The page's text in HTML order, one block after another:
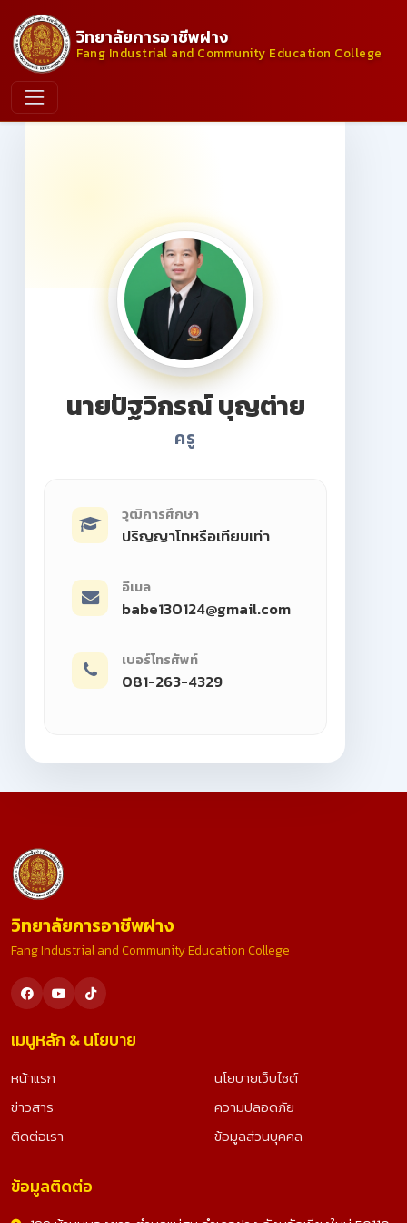
วิทยาลัยการอาชีพฝาง
Fang Industrial and Community Education College
นายปัฐวิกรณ์ บุญต่าย
ครู
วุฒิการศึกษา
ปริญญาโทหรือเทียบเท่า
อีเมล
babe130124@gmail.com
เบอร์โทรศัพท์
081-263-4329
วิทยาลัยการอาชีพฝาง
Fang Industrial and Community Education College
เมนูหลัก & นโยบาย
หน้าแรก
ข่าวสาร
ติดต่อเรา
นโยบายเว็บไซต์
ความปลอดภัย
ข้อมูลส่วนบุคคล
ข้อมูลติดต่อ